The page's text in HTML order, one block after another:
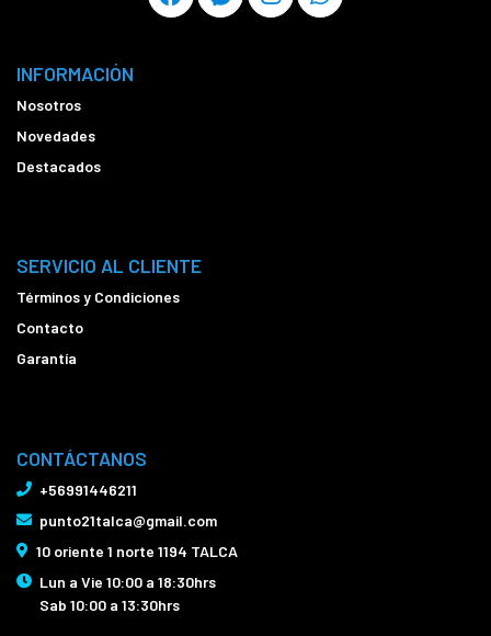
INFORMACIÓN
Nosotros
Novedades
Destacados
SERVICIO AL CLIENTE
Términos y Condiciones
Contacto
Garantía
CONTÁCTANOS
+56991446211
punto21talca@gmail.com
10 oriente 1 norte 1194 TALCA
Lun a Vie 10:00 a 18:30hrs
Sab 10:00 a 13:30hrs